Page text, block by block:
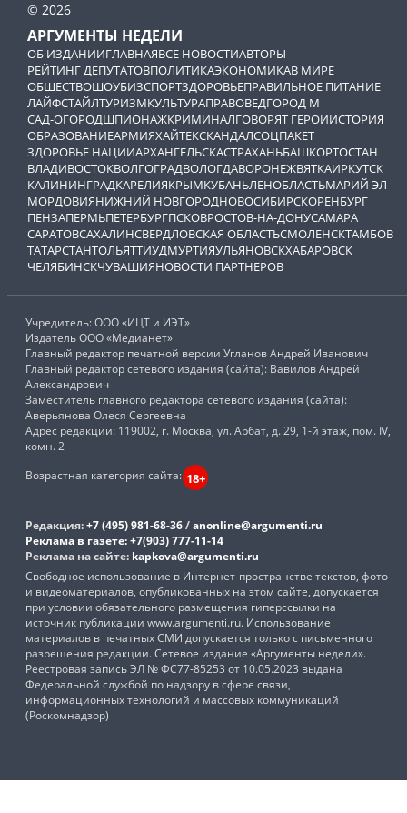
© 2026
АРГУМЕНТЫ НЕДЕЛИ
ОБ ИЗДАНИИГЛАВНАЯВСЕ НОВОСТИАВТОРЫ
РЕЙТИНГ ДЕПУТАТОВПОЛИТИКАЭКОНОМИКАВ МИРЕ
ОБЩЕСТВОШОУБИЗСПОРТЗДОРОВЬЕПРАВИЛЬНОЕ ПИТАНИЕ
ЛАЙФСТАЙЛТУРИЗМКУЛЬТУРАПРАВОВЕДГОРОД М
САД-ОГОРОДШПИОНАЖКРИМИНАЛГОВОРЯТ ГЕРОИИСТОРИЯ
ОБРАЗОВАНИЕАРМИЯХАЙТЕКСКАНДАЛСОЦПАКЕТ
ЗДОРОВЬЕ НАЦИИАРХАНГЕЛЬСКАСТРАХАНЬБАШКОРТОСТАН
ВЛАДИВОСТОКВОЛГОГРАДВОЛОГДАВОРОНЕЖВЯТКАИРКУТСК
КАЛИНИНГРАДКАРЕЛИЯКРЫМКУБАНЬЛЕНОБЛАСТЬМАРИЙ ЭЛ
МОРДОВИЯНИЖНИЙ НОВГОРОДНОВОСИБИРСКОРЕНБУРГ
ПЕНЗАПЕРМЬПЕТЕРБУРГПСКОВРОСТОВ-НА-ДОНУСАМАРА
САРАТОВСАХАЛИНСВЕРДЛОВСКАЯ ОБЛАСТЬСМОЛЕНСКТАМБОВ
ТАТАРСТАНТОЛЬЯТТИУДМУРТИЯУЛЬЯНОВСКХАБАРОВСК
ЧЕЛЯБИНСКЧУВАШИЯНОВОСТИ ПАРТНЕРОВ
Учредитель: ООО «ИЦТ и ИЭТ»
Издатель ООО «Медианет»
Главный редактор печатной версии Угланов Андрей Иванович
Главный редактор сетевого издания (сайта): Вавилов Андрей
Александрович
Заместитель главного редактора сетевого издания (сайта):
Аверьянова Олеся Сергеевна
Адрес редакции: 119002, г. Москва, ул. Арбат, д. 29, 1-й этаж, пом. IV,
комн. 2
Возрастная категория сайта: 18+
Редакция:+7 (495) 981-68-36/anonline@argumenti.ru
Реклама в газете:+7(903) 777-11-14
Реклама на сайте: kapkova@argumenti.ru
Свободное использование в Интернет-пространстве текстов, фото
и видеоматериалов, опубликованных на этом сайте, допускается
при условии обязательного размещения гиперссылки на
источник публикации www.argumenti.ru. Использование
материалов в печатных СМИ допускается только с письменного
разрешения редакции. Сетевое издание «Аргументы недели».
Реестровая запись ЭЛ № ФС77-85253 от 10.05.2023 выдана
Федеральной службой по надзору в сфере связи,
информационных технологий и массовых коммуникаций
(Роскомнадзор)